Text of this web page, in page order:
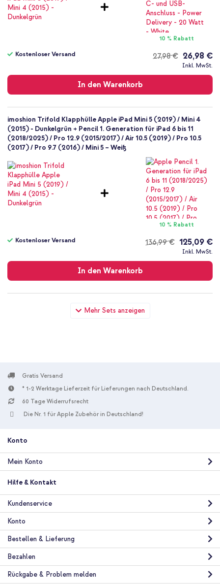
Mehr Sets anzeigen
10 % Rabatt
27,98 €
Kostenloser Versand 26,98 €
Inkl. MwSt.
In den Warenkorb
Versand
imoshion Trifold Klapphülle Apple iPad Mini 5 (2019) / Mini 4
(2015) - Dunkelgrün + Pencil 1. Generation für iPad 6 bis 11
(2018/2025) / Pro 12.9 (2015/2017) / Air 10.5 (2019) / Pro 10.5
(2017) / Pro 9.7 (2016) / Mini 5 – Weiß
10 % Rabatt
136,99 €
Kostenloser Versand 125,09 €
Inkl. MwSt.
In den Warenkorb
Versand
imoshion Trifold Klapphülle Apple iPad Mini 5 (2019) / Mini 4
(2015) - Dunkelgrün + USB-C zu Lightning-Kabel - Refurbished -
Kostenloser Versand
Versand
imoshion Trifold Klapphülle Apple iPad Mini 5 (2019) / Mini 4
und Windschutzscheibe - Verstellbar - Universal - Schwarz
Gratis Versand
* 1-2 Werktage Lieferzeit für Lieferungen nach Deutschland.
60 Tage Widerrufsrecht
Die Nr. 1 für Apple Zubehör in Deutschland!
Konto
Mein Konto
Hilfe & Kontakt
Kundenservice
Konto
Bestellen & Lieferung
Bezahlen
Rückgabe & Problem melden